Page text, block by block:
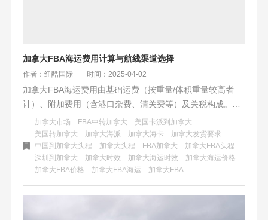
加拿大FBA海运费用计算与航线渠道选择
作者：纽酷国际 时间：2025-04-02
加拿大FBA海运费用由基础运费（按重量/体积重量较高者
计）、附加费用（含港口杂费、清关费等）及关税构成。航
线分直航温哥华（时效25-35天）、美森快船转口（规避塞
港，25-32天）和多伦多内陆路线（运费低10%-15%）。优
化建议：控制货物尺寸重量，小批量选拼箱+海卡专线，大货
选整柜+快船；冬季提前备货，优选双清包税服务商，对比隐
性费用。
加拿大市场 FBA中转加拿大
美国卡派到加拿大
美国转加拿大
加拿大海派 加拿大海卡
加拿大发货要求
中国到加拿大头程
加拿大头程 FBA加拿大
加拿大FBA头程
深圳到加拿大
加拿大时效 加拿大海运时效
加拿大海运价格
加拿大FBA价格
加拿大FBA海运 加拿大FBA